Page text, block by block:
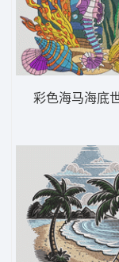
彩色海马海底